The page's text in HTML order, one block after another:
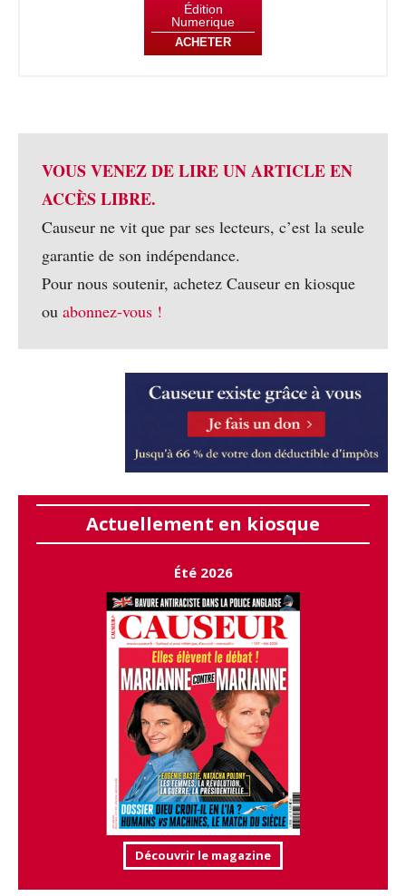
Édition
Numerique
ACHETER
VOUS VENEZ DE LIRE UN ARTICLE EN
ACCÈS LIBRE.
Causeur ne vit que par ses lecteurs, c’est la seule
garantie de son indépendance.
Pour nous soutenir, achetez Causeur en kiosque
ou abonnez-vous !
Actuellement en kiosque
Été 2026
Découvrir le magazine